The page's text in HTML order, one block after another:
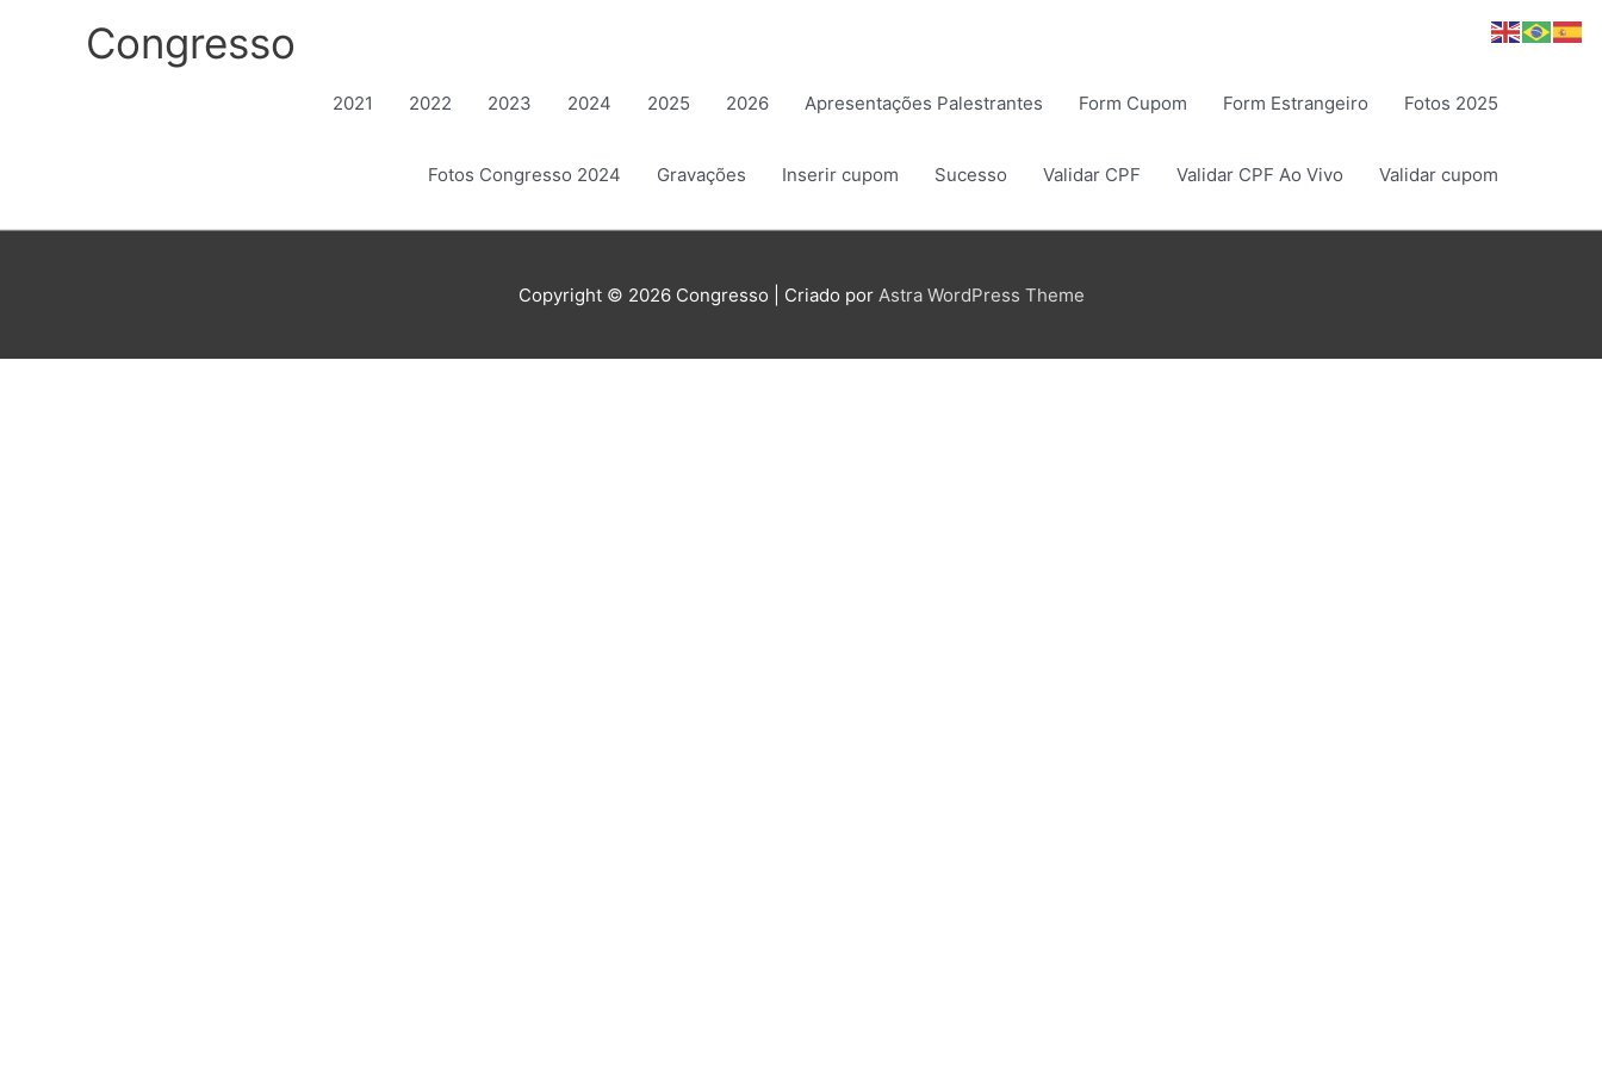
Congresso
2021 2022 2023 2024 2025 2026 Apresentações Palestrantes Form Cupom Form Estrangeiro Fotos 2025
Fotos Congresso 2024 Gravações Inserir cupom Sucesso Validar CPF Validar CPF Ao Vivo Validar cupom
Copyright © 2026 Congresso | Criado por Astra WordPress Theme